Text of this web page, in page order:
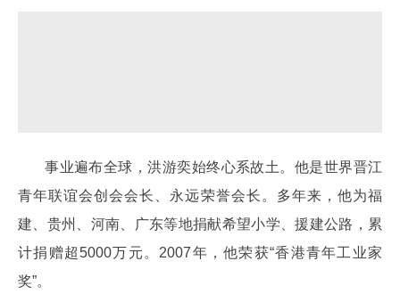
事业遍布全球，洪游奕始终心系故土。他是世界晋江
青年联谊会创会会长、永远荣誉会长。多年来，他为福
建、贵州、河南、广东等地捐献希望小学、援建公路，累
计捐赠超5000万元。2007年，他荣获“香港青年工业家
奖”。